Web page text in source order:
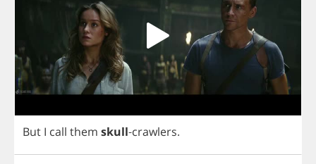
But I call them skull-crawlers.